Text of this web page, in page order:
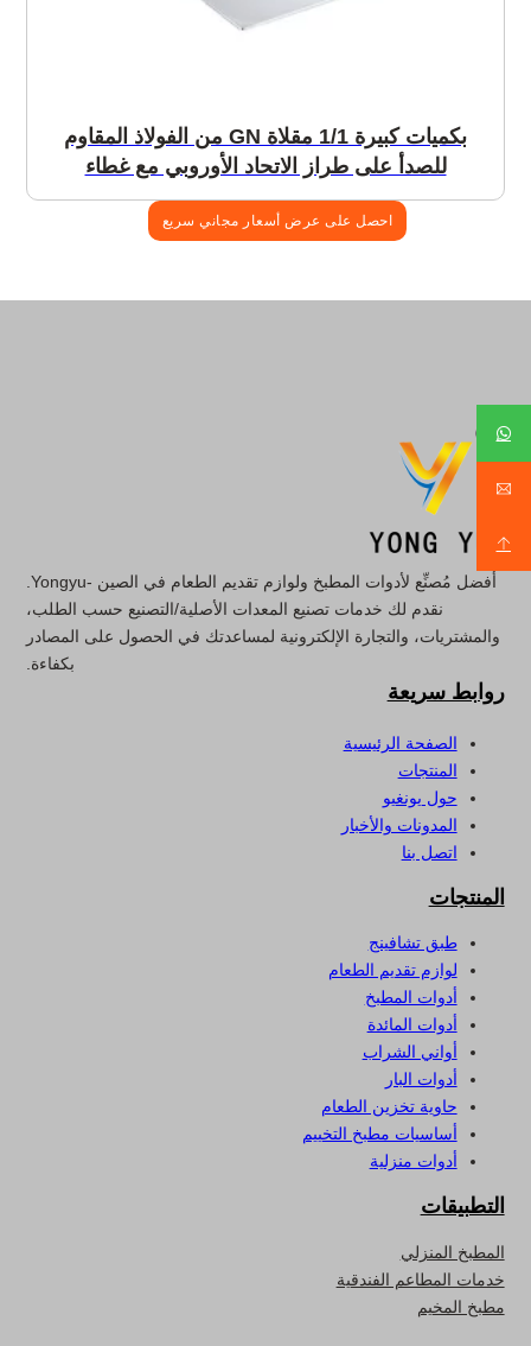
بكميات كبيرة 1/1 مقلاة GN من الفولاذ المقاوم
للصدأ على طراز الاتحاد الأوروبي مع غطاء
احصل على عرض أسعار مجاني سريع
أفضل مُصنِّع لأدوات المطبخ ولوازم تقديم الطعام في الصين -Yongyu.
نقدم لك خدمات تصنيع المعدات الأصلية/التصنيع حسب الطلب،
والمشتريات، والتجارة الإلكترونية لمساعدتك في الحصول على المصادر
بكفاءة.
روابط سريعة
الصفحة الرئيسية
المنتجات
حول يونغيو
المدونات والأخبار
اتصل بنا
المنتجات
طبق تشافينج
لوازم تقديم الطعام
أدوات المطبخ
أدوات المائدة
أواني الشراب
أدوات البار
حاوية تخزين الطعام
أساسيات مطبخ التخييم
أدوات منزلية
التطبيقات
المطبخ المنزلي
خدمات المطاعم الفندقية
مطبخ المخيم